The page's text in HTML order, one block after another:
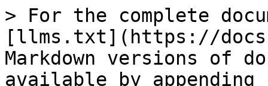
> For the complete
[llms.txt](https://
Markdown versions of
available by